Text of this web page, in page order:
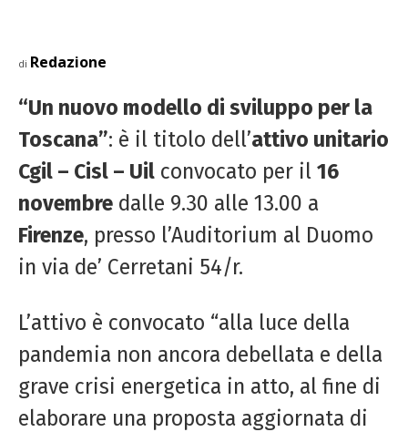
di Redazione
“Un nuovo modello di sviluppo per la
Toscana”: è il titolo dell’attivo unitario
Cgil – Cisl – Uil convocato per il 16
novembre dalle 9.30 alle 13.00 a
Firenze, presso l’Auditorium al Duomo
in via de’ Cerretani 54/r.
L’attivo è convocato “alla luce della
pandemia non ancora debellata e della
grave crisi energetica in atto, al fine di
elaborare una proposta aggiornata di